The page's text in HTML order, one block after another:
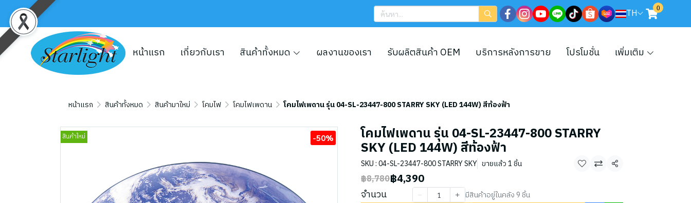
TH 0
หน้าแรก เกี่ยวกับเรา สินค้าทั้งหมด ผลงานของเรา รับผลิตสินค้า OEM บริการหลังการขาย โปรโมชั่น เพิ่มเติม
หน้าแรก สินค้าทั้งหมด สินค้ามาใหม่ โคมไฟ โคมไฟเพดาน โคมไฟเพดาน รุ่น 04-SL-23447-800 STARRY SKY (LED 144W) สีท้องฟ้า
สินค้าใหม่ -50% โคมไฟเพดาน รุ่น 04-SL-23447-800 STARRY
SKY (LED 144W) สีท้องฟ้า
SKU : 04-SL-23447-800 STARRY SKY ขายแล้ว 1 ชิ้น
แชร์
฿8,780฿4,390
จำนวน มีสินค้าอยู่ในคลัง 9 ชิ้น